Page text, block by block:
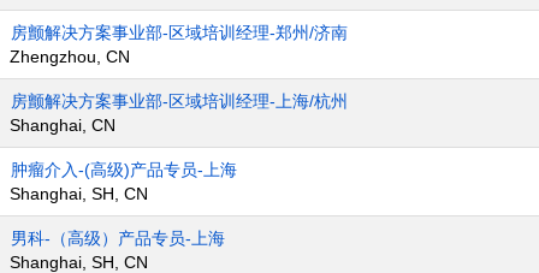
房颤解决方案事业部-区域培训经理-郑州/济南
Zhengzhou, CN
房颤解决方案事业部-区域培训经理-上海/杭州
Shanghai, CN
肿瘤介入-(高级)产品专员-上海
Shanghai, SH, CN
男科-（高级）产品专员-上海
Shanghai, SH, CN